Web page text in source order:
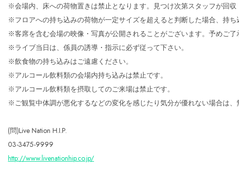
※会場内、床への荷物置きは禁止となります。見つけ次第スタッフが回収
※フロアへの持ち込みの荷物が一定サイズを超えると判断した場合、持ち
※客席を含む会場の映像・写真が公開されることがございます。予めご了
※ライブ当日は、係員の誘導・指示に必ず従って下さい。
※飲食物の持ち込みはご遠慮ください。
※アルコール飲料類の会場内持ち込みは禁止です。
※アルコール飲料類を摂取してのご来場は禁止です。
※ご観覧中体調が悪化するなどの変化を感じたり気分が優れない場合は
(問)Live Nation H.I.P.
03-3475-9999
http://www.livenationhip.co.jp/